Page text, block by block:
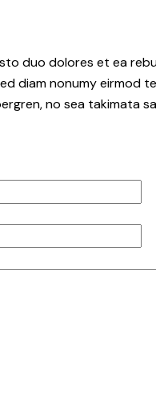
duo dolores et ea
diam nonumy eirmod
no sea takimata